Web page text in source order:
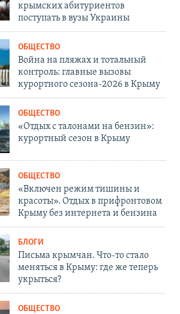
крымских абитуриентов
поступать в вузы Украины
ОБЩЕСТВО
Война на пляжах и тотальный
контроль: главные вызовы
курортного сезона-2026 в Крыму
ОБЩЕСТВО
«Отдых с талонами на бензин»:
курортный сезон в Крыму
ОБЩЕСТВО
«Включен режим тишины и
красоты». Отдых в прифронтовом
Крыму без интернета и бензина
БЛОГИ
Письма крымчан. Что-то стало
меняться в Крыму: где же теперь
укрыться?
ОБЩЕСТВО